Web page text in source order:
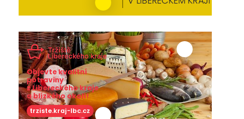
Objevte kvalitní
potraviny
z Libereckého kraje
a blízkého okolí!
trziste.kraj-lbc.cz